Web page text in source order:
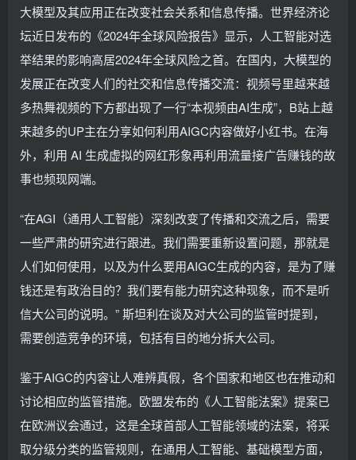
大模型及其应用正在改变社会关系和信息传播。世界经济论
坛近日发布的《2024年全球风险报告》显示，人工智能对选
举结果的影响高居2024年全球风险之首。在国内，大模型的
发展正在改变人们的社交和信息传播交流：视频号里越来越
多热舞视频的下方都出现了一行“本视频由AI生成”，B站上越
来越多的UP主在分享如何利用AIGC内容做好小红书。在海
外，利用 AI 生成虚拟的网红形象再利用流量接广告赚钱的故
事也频现网端。
“在AGI（通用人工智能）深刻改变了传播和交流之后，需要
一些严肃的研究进行跟进。我们需要重新设置问题，那就是
人们如何使用，以及为什么要用AIGC生成的内容，是为了赚
钱还是有政治目的？我们要有能力研究这种现象，而不是听
信大公司的说明。” 斯坦利在谈及对大公司的监管时提到，
需要创造竞争的环境，包括有目的地分拆大公司。
鉴于AIGC的内容让人难辨真假，各个国家和地区也在推动和
讨论相应的监管措施。欧盟发布的《人工智能法案》提案已
在欧洲议会通过，这是全球首部人工智能领域的法案，将采
取分级分类的监管规则，在通用人工智能、基础模型方面，